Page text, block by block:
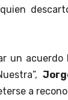
quien
un
a